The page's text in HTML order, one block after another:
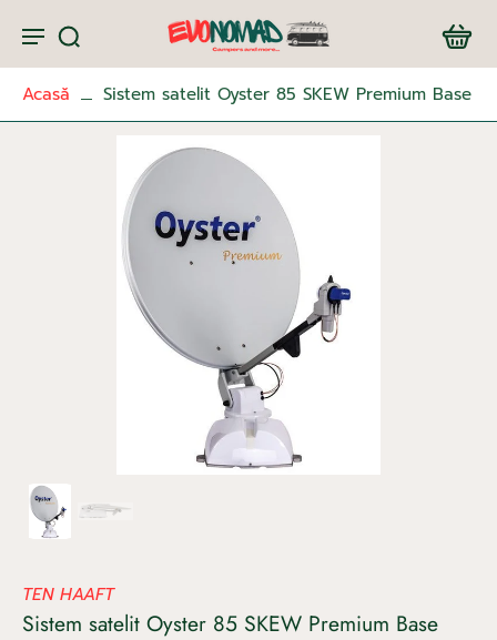
Acasă Sistem satelit Oyster 85 SKEW Premium Base
TEN HAAFT
Sistem satelit Oyster 85 SKEW Premium Base